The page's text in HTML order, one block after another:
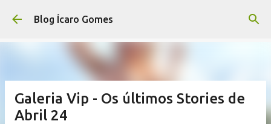
Pular para o conteúdo principal
Blog Ícaro Gomes
Galeria Vip - Os últimos Stories de
Abril 24